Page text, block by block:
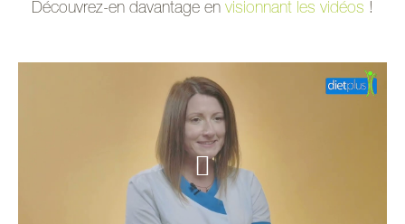
Découvrez-en davantage en visionnant les vidéos !